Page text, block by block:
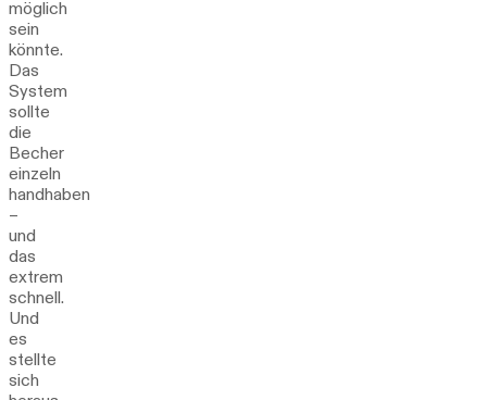
möglich
sein
könnte.
Das
System
sollte
die
Becher
einzeln
handhaben
–
und
das
extrem
schnell.
Und
es
stellte
sich